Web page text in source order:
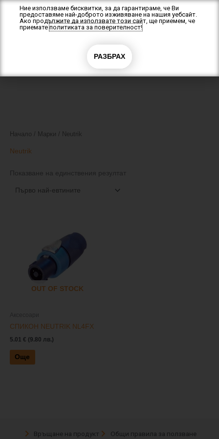
content
Начало / Марки / Neutrik
Neutrik
Показване на единствения резултат
OUT OF STOCK
СПИКОН NEUTRIK NL4FX
5.01 € (9.80 лв.)
Още
Връщане на продукт Общи правила за ползване
Ние използваме бисквитки, за да гарантираме, че Ви
предоставяме най-доброто изживяване на нашия уебсайт.
Ако продължите да използвате този сайт, ще приемем, че
приематеполитиката за поверителност!
РАЗБРАХ